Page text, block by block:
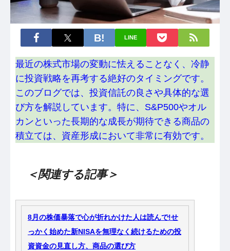
LINE
最近の株式市場の変動に怯えることなく、冷静
に投資戦略を再考する絶好のタイミングです。
このブログでは、投資信託の良さや具体的な選
び方を解説しています。特に、S&P500やオル
カンといった長期的な成長が期待できる商品の
積立ては、資産形成において非常に有効です。
＜関連する記事＞
8月の株価暴落で心が折れかけた人は読んで!せ
っかく始めた新NISAを無理なく続けるための投
資資金の見直し方、商品の選び方